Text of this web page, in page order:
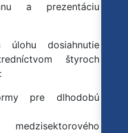
a prezentáciu
dosiahnutie
štyroch
pre dlhodobú